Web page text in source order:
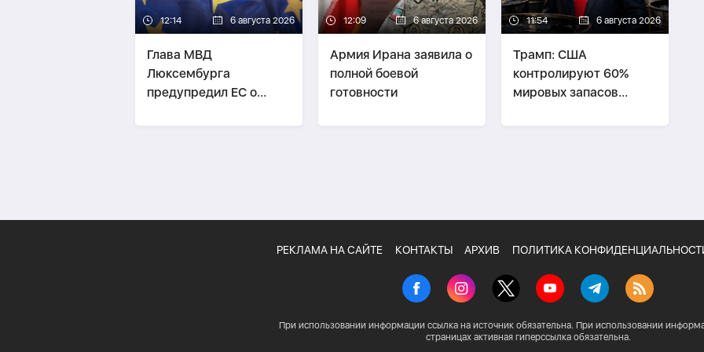
12:14 6 августа 2026
Глава МВД
Люксембурга
предупредил ЕС о
Шенгене
12:09 6 августа 2026
Армия Ирана заявила о
полной боевой
готовности
11:54 6 августа 2026
Трамп: США
контролируют 60%
мировых запасов
РЕКЛАМА НА САЙТЕ КОНТАКТЫ АРХИВ ПОЛИТИКА
При использовании информации ссылка на источник обязательна. При использовании
страницах активная гиперссылка обязательна.